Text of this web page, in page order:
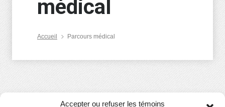
Accepter ou refuser les témoins
médical
Accueil Parcours médical